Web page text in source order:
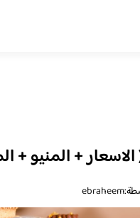
+ المنيو +
ebraheem